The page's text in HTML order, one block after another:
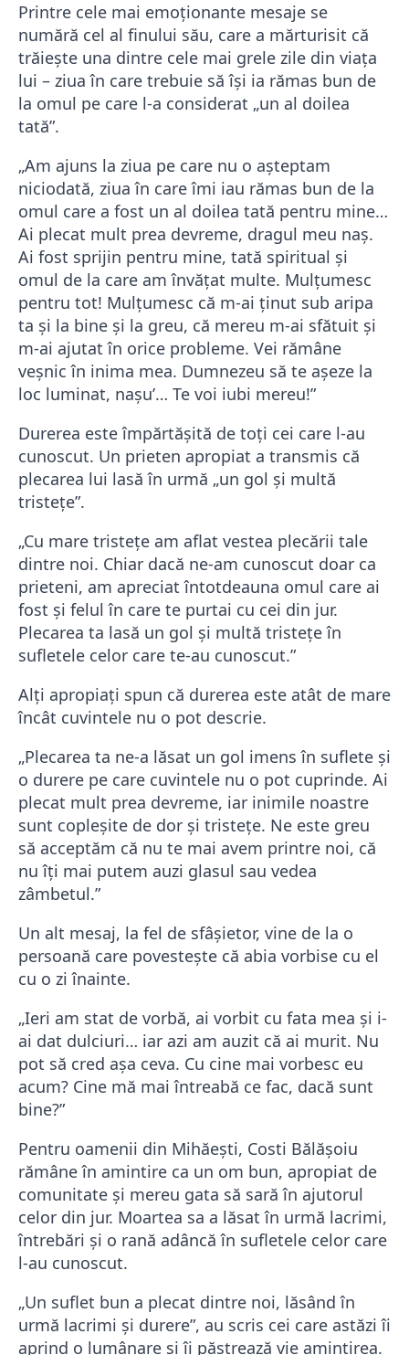
Printre cele mai emoționante mesaje se
numără cel al finului său, care a mărturisit că
trăiește una dintre cele mai grele zile din viața
lui – ziua în care trebuie să își ia rămas bun de
la omul pe care l-a considerat „un al doilea
tată”.
„Am ajuns la ziua pe care nu o așteptam
niciodată, ziua în care îmi iau rămas bun de la
omul care a fost un al doilea tată pentru mine…
Ai plecat mult prea devreme, dragul meu naș.
Ai fost sprijin pentru mine, tată spiritual și
omul de la care am învățat multe. Mulțumesc
pentru tot! Mulțumesc că m-ai ținut sub aripa
ta și la bine și la greu, că mereu m-ai sfătuit și
m-ai ajutat în orice probleme. Vei rămâne
veșnic în inima mea. Dumnezeu să te așeze la
loc luminat, nașu’… Te voi iubi mereu!”
Durerea este împărtășită de toți cei care l-au
cunoscut. Un prieten apropiat a transmis că
plecarea lui lasă în urmă „un gol și multă
tristețe”.
„Cu mare tristețe am aflat vestea plecării tale
dintre noi. Chiar dacă ne-am cunoscut doar ca
prieteni, am apreciat întotdeauna omul care ai
fost și felul în care te purtai cu cei din jur.
Plecarea ta lasă un gol și multă tristețe în
sufletele celor care te-au cunoscut.”
Alți apropiați spun că durerea este atât de mare
încât cuvintele nu o pot descrie.
„Plecarea ta ne-a lăsat un gol imens în suflete și
o durere pe care cuvintele nu o pot cuprinde. Ai
plecat mult prea devreme, iar inimile noastre
sunt copleșite de dor și tristețe. Ne este greu
să acceptăm că nu te mai avem printre noi, că
nu îți mai putem auzi glasul sau vedea
zâmbetul.”
Un alt mesaj, la fel de sfâșietor, vine de la o
persoană care povestește că abia vorbise cu el
cu o zi înainte.
„Ieri am stat de vorbă, ai vorbit cu fata mea și i-
ai dat dulciuri… iar azi am auzit că ai murit. Nu
pot să cred așa ceva. Cu cine mai vorbesc eu
acum? Cine mă mai întreabă ce fac, dacă sunt
bine?”
Pentru oamenii din Mihăești, Costi Bălășoiu
rămâne în amintire ca un om bun, apropiat de
comunitate și mereu gata să sară în ajutorul
celor din jur. Moartea sa a lăsat în urmă lacrimi,
întrebări și o rană adâncă în sufletele celor care
l-au cunoscut.
„Un suflet bun a plecat dintre noi, lăsând în
urmă lacrimi și durere”, au scris cei care astăzi îi
aprind o lumânare și îi păstrează vie amintirea.